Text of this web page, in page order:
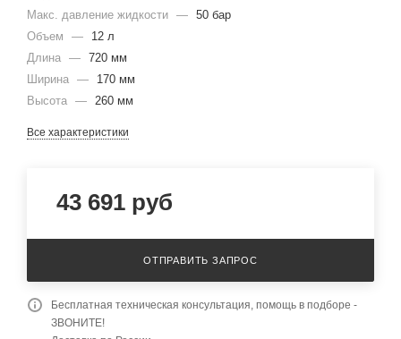
Макс. давление жидкости — 50 бар
Объем
—
12 л
Длина — 720 мм
Ширина —
170 мм
Высота — 260 мм
Все характеристики
43 691 руб
ОТПРАВИТЬ ЗАПРОС
Бесплатная техническая консультация, помощь в подборе -
ЗВОНИТЕ!